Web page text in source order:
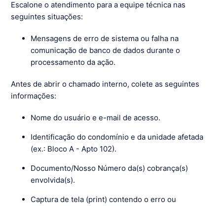
Escalone o atendimento para a equipe técnica nas
seguintes situações:
Mensagens de erro de sistema ou falha na
comunicação de banco de dados durante o
processamento da ação.
Antes de abrir o chamado interno, colete as seguintes
informações:
Nome do usuário e e-mail de acesso.
Identificação do condomínio e da unidade afetada
(ex.: Bloco A - Apto 102).
Documento/Nosso Número da(s) cobrança(s)
envolvida(s).
Captura de tela (print) contendo o erro ou